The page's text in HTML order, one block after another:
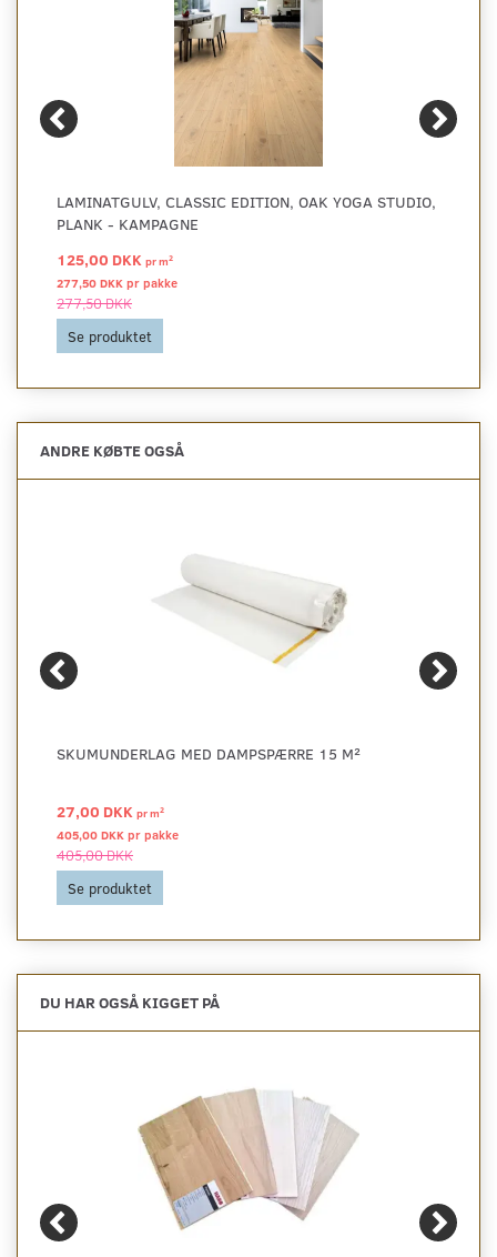
LAMINATGULV, CLASSIC EDITION, OAK YOGA STUDIO,
PLANK - KAMPAGNE
125,00 DKK prm2
277,50 DKK pr pakke
277,50 DKK
Se produktet
ANDRE KØBTE OGSÅ
SKUMUNDERLAG MED DAMPSPÆRRE 15 M²
27,00 DKK prm2
405,00 DKK pr pakke
405,00 DKK
Se produktet
DU HAR OGSÅ KIGGET PÅ